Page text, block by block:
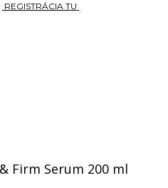
REGISTRÁCIA TU
Firm Serum 200 ml